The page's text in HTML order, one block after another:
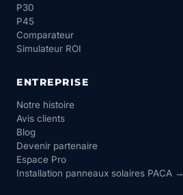
P30
P45
Comparateur
Simulateur ROI
ENTREPRISE
Notre histoire
Avis clients
Blog
Devenir partenaire
Espace Pro
Installation panneaux solaires PACA →